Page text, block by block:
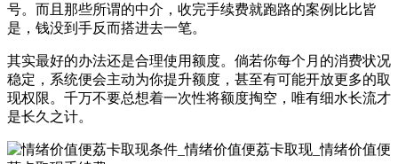
号。而且那些所谓的中介，收完手续费就跑路的案例比比皆
是，钱没到手反而搭进去一笔。
其实最好的办法还是合理使用额度。倘若你每个月的消费状况
稳定，系统便会主动为你提升额度，甚至有可能开放更多的取
现权限。千万不要总想着一次性将额度掏空，唯有细水长流才
是长久之计。